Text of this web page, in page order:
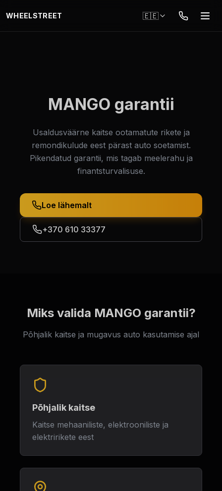
WHEELSTREET 🇪🇪
MANGO garantii
Usaldusväärne kaitse ootamatute rikete ja
remondikulude eest pärast auto soetamist.
Pikendatud garantii, mis tagab meelerahu ja
finantsturvalisuse.
Loe lähemalt
+370 610 33377
Miks valida MANGO garantii?
Põhjalik kaitse ja mugavus auto kasutamise ajal
Põhjalik kaitse
Kaitse mehaaniliste, elektrooniliste ja
elektririkete eest